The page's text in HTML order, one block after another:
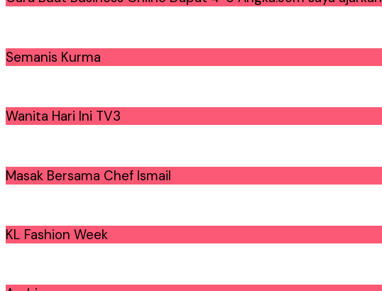
Semanis Kurma
Wanita Hari Ini TV3
Masak Bersama Chef Ismail
KL Fashion Week